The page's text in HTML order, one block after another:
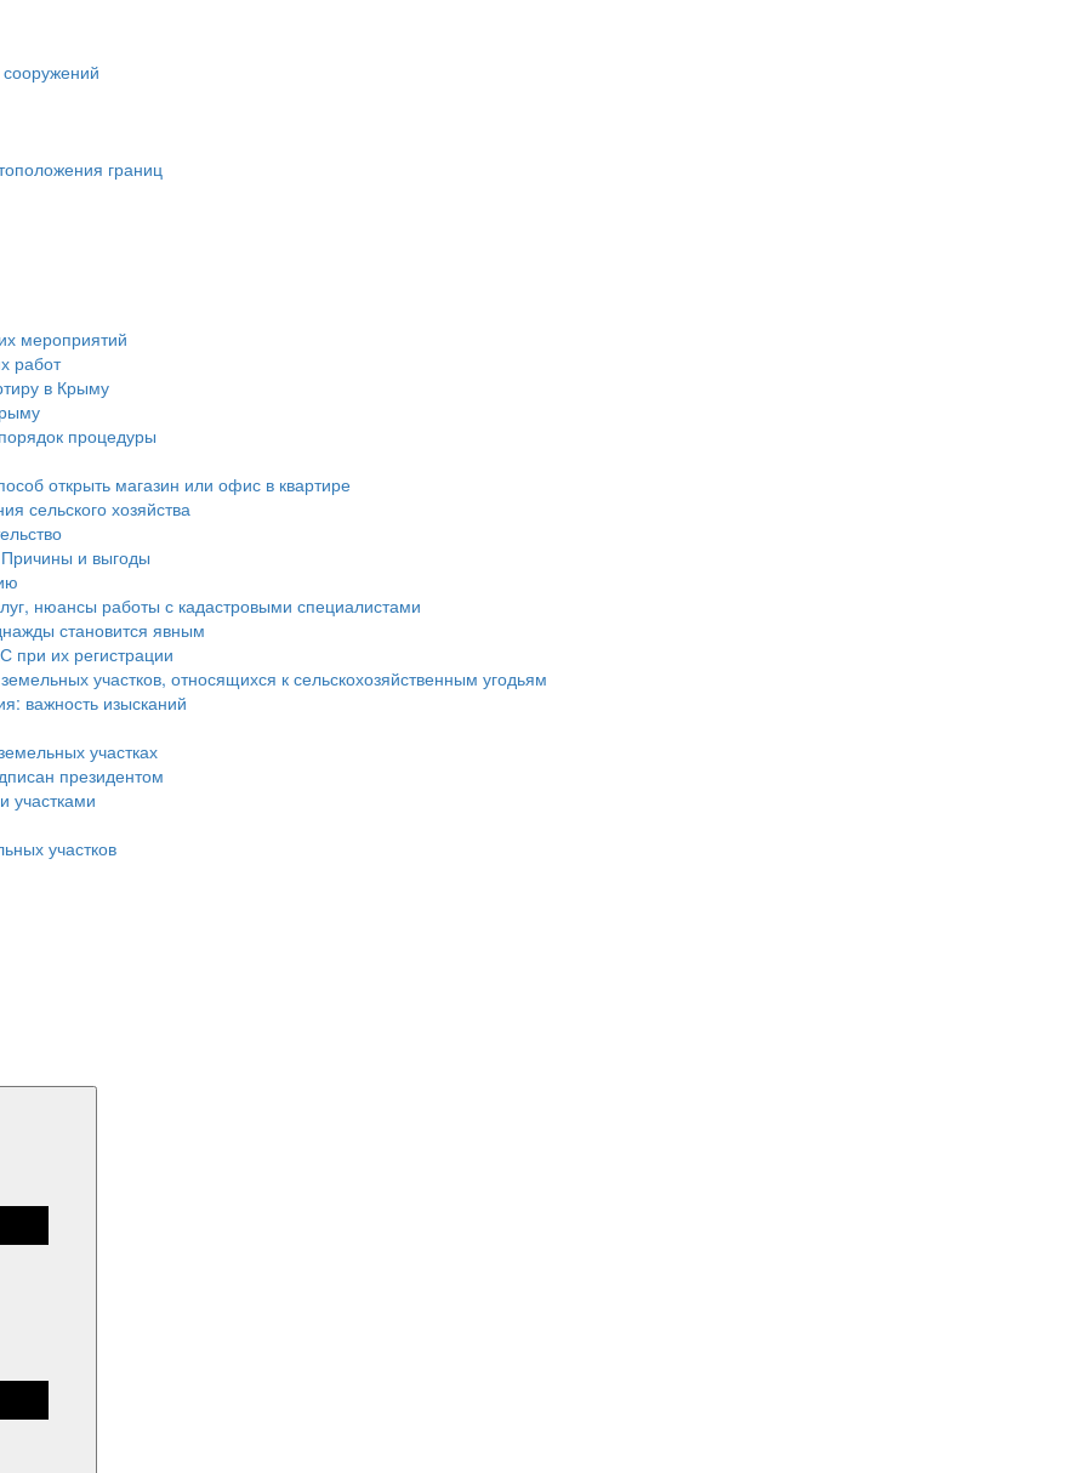
сооружений
границ
мероприятий
работ
в Крыму
процедуры
открыть магазин или офис в квартире
сельского хозяйства
и выгоды
нюансы работы с кадастровыми специалистами
становится явным
при их регистрации
участков, относящихся к сельскохозяйственным угодьям
важность изысканий
участках
президентом
участками
участков